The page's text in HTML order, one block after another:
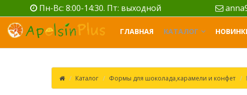
Пн-Вс: 8:00-14:30. Пт: выходной
ГЛАВНАЯ КАТАЛОГ
Каталог Формы для шоколада,карамели и конфет